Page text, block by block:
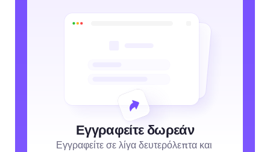
Εγγραφείτε δωρεάν
Εγγραφείτε σε λίγα δευτερόλεπτα και